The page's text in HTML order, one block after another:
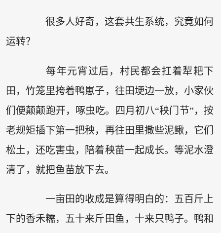
很多人好奇，这套共生系统，究竟如何
运转？
每年元宵过后，村民都会扛着犁耙下
田，竹笼里挎着鸭崽子，往田埂边一放，小家伙
们便颠颠跑开，啄虫吃。四月初八“秧门节”，按
老规矩插下第一把秧，再往田里撒些泥鳅，它们
松土，还吃害虫，陪着秧苗一起成长。等泥水澄
清了，就把鱼苗放下去。
一亩田的收成是算得明白的：五百斤上
下的香禾糯，五十来斤田鱼，十来只鸭子。鸭和